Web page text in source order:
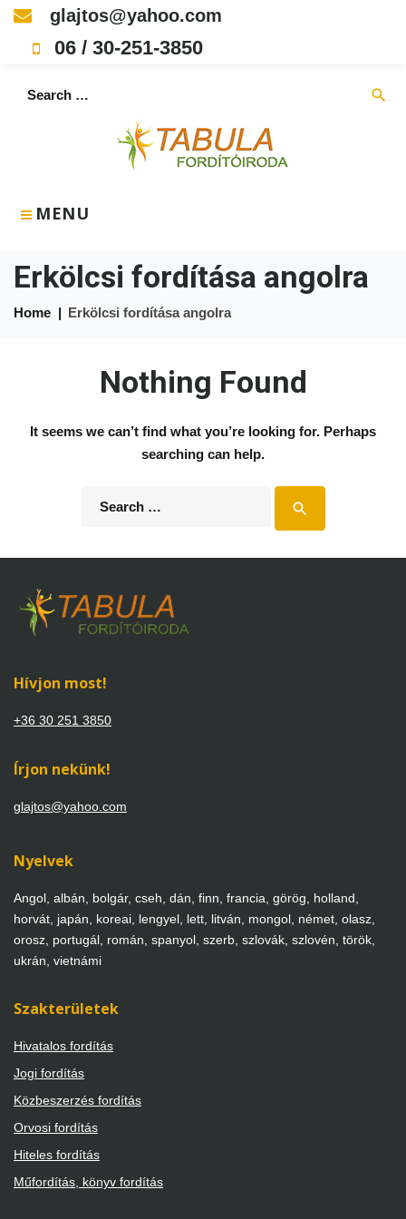
Skip
content
glajtos@yahoo.com
06 / 30-251-3850
MENU
Search
search
Erkölcsi fordítása angolra
Home | Erkölcsi fordítása angolra
Nothing Found
It seems we can’t find what you’re looking for. Perhaps
searching can help.
search
Hívjon most!
+36 30 251 3850
Írjon nekünk!
glajtos@yahoo.com
Nyelvek
Angol, albán, bolgár, cseh, dán, finn, francia, görög, holland,
horvát, japán, koreai, lengyel, lett, litván, mongol, német, olasz,
orosz, portugál, román, spanyol, szerb, szlovák, szlovén, török,
ukrán, vietnámi
Szakterületek
Hivatalos fordítás
Jogi fordítás
Közbeszerzés fordítás
Orvosi fordítás
Hiteles fordítás
Műfordítás, könyv fordítás